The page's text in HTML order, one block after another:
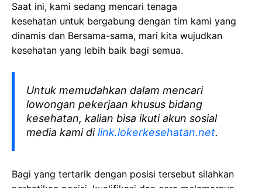
Saat ini, kami sedang mencari tenaga
kesehatan untuk bergabung dengan tim kami yang
dinamis dan Bersama-sama, mari kita wujudkan
kesehatan yang lebih baik bagi semua.
Untuk memudahkan dalam mencari
lowongan pekerjaan khusus bidang
kesehatan, kalian bisa ikuti akun sosial
media kami dilink.lokerkesehatan.net.
Bagi yang tertarik dengan posisi tersebut silahkan